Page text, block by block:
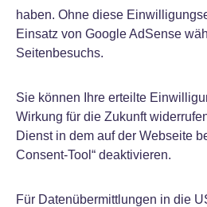
haben. Ohne diese
Einsatz von Google AdSense
Seitenbesuchs.
Sie können Ihre erteilte
Wirkung für die Zukunft
Dienst in dem auf der Webseite
Consent-Tool“ deaktivieren.
Für Datenübermittlungen in die